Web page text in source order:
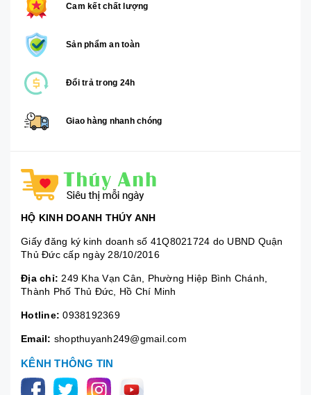
Cam kết chất lượng
Sản phẩm an toàn
Đổi trả trong 24h
Giao hàng nhanh chóng
HỘ KINH DOANH THÚY ANH
Giấy đăng ký kinh doanh số 41Q8021724 do UBND Quận
Thủ Đức cấp ngày 28/10/2016
Địa chỉ: 249 Kha Vạn Cân, Phường Hiệp Bình Chánh,
Thành Phố Thủ Đức, Hồ Chí Minh
Hotline: 0938192369
Email: shopthuyanh249@gmail.com
KÊNH THÔNG TIN